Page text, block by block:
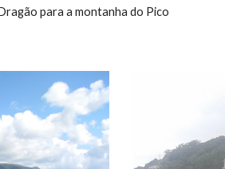
para a montanha do Pico